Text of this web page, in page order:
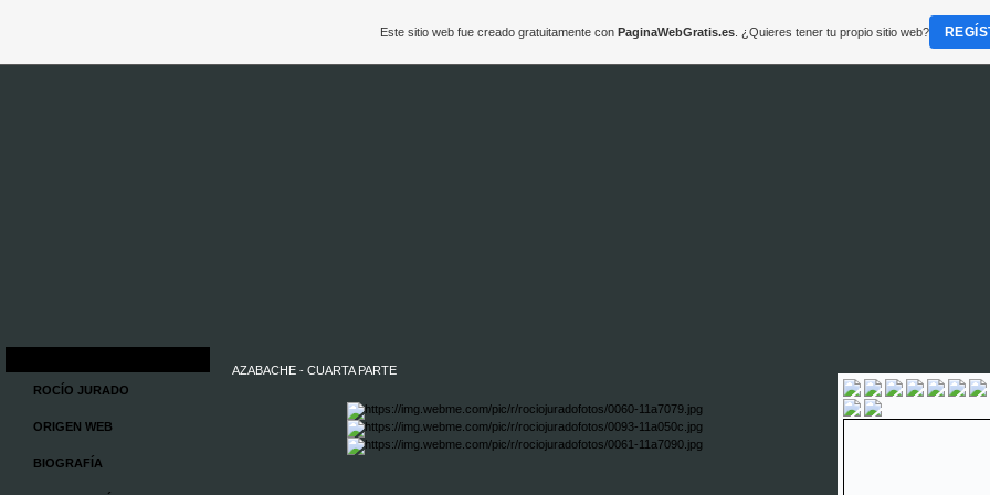
ROCÍO JURADO
ORIGEN WEB
BIOGRAFÍA
AZABACHE - CUARTA PARTE
Este sitio web fue creado gratuitamente con PaginaWebGratis.es. ¿Quieres tener tu propio sitio web?